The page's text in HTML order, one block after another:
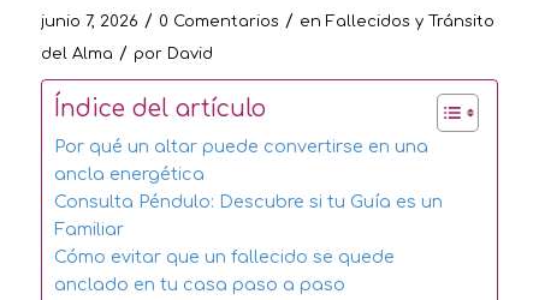
junio 7, 2026 / 0 Comentarios / en Fallecidos y Tránsito
del Alma / por David
Índice del artículo
Por qué un altar puede convertirse en una
ancla energética
Consulta Péndulo: Descubre si tu Guía es un
Familiar
Cómo evitar que un fallecido se quede
anclado en tu casa paso a paso